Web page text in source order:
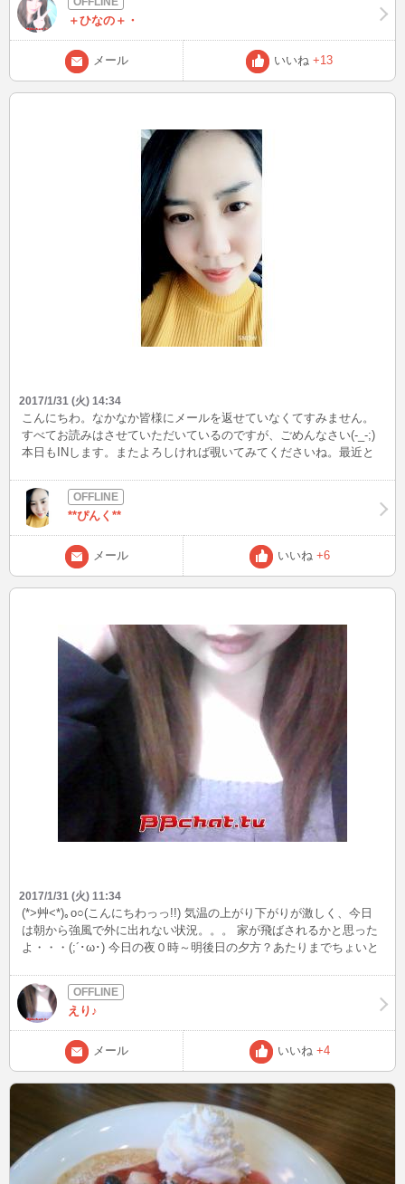
いたら もう是非是非お待ちしてますね(∩´`∩)💕 もちろんそれ以外で
も大歓迎です👸💞 今日も夜INする予定なので(21時頃～) よかったら
声かけてください😘💫 💫💫 ではでは！ヽ(*´∀｀)ノ
＋ひなの＋・
メール いいね +13
2017/1/31 (火) 14:34
こんにちわ。なかなか皆様にメールを返せていなくてすみません。
すべてお読みはさせていただいているのですが、ごめんなさい(-_-;)
本日もINします。またよろしければ覗いてみてくださいね。最近と
お詳しい方、教えていただける方募集中です(笑)よかったらメッセー
ジ送ってくださいな☆
**ぴんく**
メール いいね +6
2017/1/31 (火) 11:34
(*>艸<*)｡o○(こんにちわっっ!!) 気温の上がり下がりが激しく、今日
は朝から強風で外に出れない状況。。。 家が飛ばされるかと思った
よ・・・(;´･ω･) 今日の夜０時～明後日の夕方？あたりまでちょいと
からINしてみようかなぁって思ってたけど・・・ できたら一回くら
いチャレンジしてみます(*´･ω･`)ﾉﾎｨｗｗ やりなれないスマホINなの
でその時は、暖かい目で見守りつつ確保してくださいまし＾＾ ほい
では～ (*´ﾉ０ﾟ`)またねッ━━━!!
えり♪
メール いいね +4